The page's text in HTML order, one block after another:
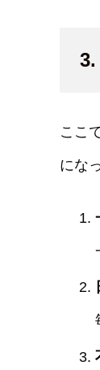
3.
ここ
にな